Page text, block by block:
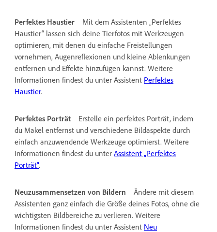
Perfektes Haustier
Mit dem Assistenten „Perfektes
Haustier“ lassen sich deine Tierfotos mit Werkzeugen
optimieren, mit denen du einfache Freistellungen
vornehmen, Augenreflexionen und kleine Ablenkungen
entfernen und Effekte hinzufügen kannst. Weitere
Informationen findest du unter Assistent Perfektes
Haustier.
Perfektes Porträt
Erstelle ein perfektes Porträt, indem
du Makel entfernst und verschiedene Bildaspekte durch
einfach anzuwendende Werkzeuge optimierst. Weitere
Informationen findest du unter Assistent „Perfektes
Porträt“.
Neuzusammensetzen von Bildern
Ändere mit diesem
Assistenten ganz einfach die Größe deines Fotos, ohne die
wichtigsten Bildbereiche zu verlieren. Weitere
Informationen findest du unter Assistent Neu